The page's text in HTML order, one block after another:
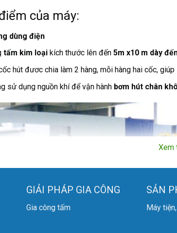
của máy:
dùng điện
tấm kim loại kích thước lên đến 5m x10 m dày
hút đươc chia làm 2 hàng, mỗi hàng hai cốc, giúp
sử dụng nguồn khí để vận hành bơm hút chân
Xem
GIẢI PHÁP GIA CÔNG
Gia công tấm
SẢN
Máy